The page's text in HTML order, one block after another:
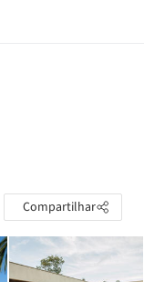
Compartilhar